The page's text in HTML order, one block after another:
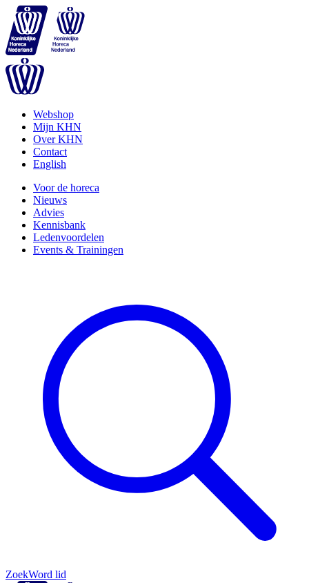
Webshop
Mijn KHN
Over KHN
Contact
English
Voor de horeca
Nieuws
Advies
Kennisbank
Ledenvoordelen
Events & Trainingen
ZoekWord lid